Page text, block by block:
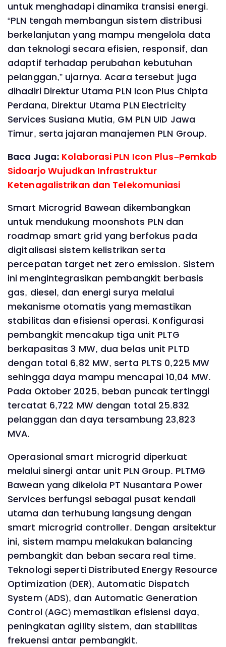
untuk menghadapi dinamika transisi energi.
“PLN tengah membangun sistem distribusi
berkelanjutan yang mampu mengelola data
dan teknologi secara efisien, responsif, dan
adaptif terhadap perubahan kebutuhan
pelanggan,” ujarnya. Acara tersebut juga
dihadiri Direktur Utama PLN Icon Plus Chipta
Perdana, Direktur Utama PLN Electricity
Services Susiana Mutia, GM PLN UID Jawa
Timur, serta jajaran manajemen PLN Group.
Baca Juga: Kolaborasi PLN Icon Plus–Pemkab
Sidoarjo Wujudkan Infrastruktur
Ketenagalistrikan dan Telekomuniasi
Smart Microgrid Bawean dikembangkan
untuk mendukung moonshots PLN dan
roadmap smart grid yang berfokus pada
digitalisasi sistem kelistrikan serta
percepatan target net zero emission. Sistem
ini mengintegrasikan pembangkit berbasis
gas, diesel, dan energi surya melalui
mekanisme otomatis yang memastikan
stabilitas dan efisiensi operasi. Konfigurasi
pembangkit mencakup tiga unit PLTG
berkapasitas 3 MW, dua belas unit PLTD
dengan total 6,82 MW, serta PLTS 0,225 MW
sehingga daya mampu mencapai 10,04 MW.
Pada Oktober 2025, beban puncak tertinggi
tercatat 6,722 MW dengan total 25.832
pelanggan dan daya tersambung 23,823
MVA.
Operasional smart microgrid diperkuat
melalui sinergi antar unit PLN Group. PLTMG
Bawean yang dikelola PT Nusantara Power
Services berfungsi sebagai pusat kendali
utama dan terhubung langsung dengan
smart microgrid controller. Dengan arsitektur
ini, sistem mampu melakukan balancing
pembangkit dan beban secara real time.
Teknologi seperti Distributed Energy Resource
Optimization (DER), Automatic Dispatch
System (ADS), dan Automatic Generation
Control (AGC) memastikan efisiensi daya,
peningkatan agility sistem, dan stabilitas
frekuensi antar pembangkit.